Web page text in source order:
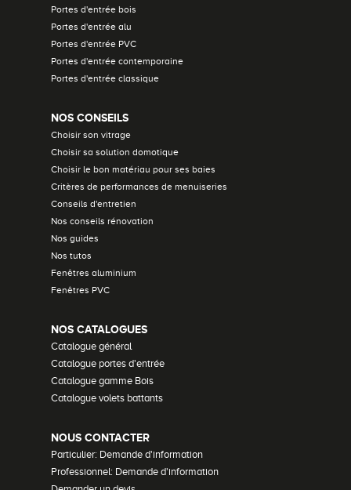
Portes d'entrée bois
Portes d'entrée alu
Portes d'entrée PVC
Portes d'entrée contemporaine
Portes d'entrée classique
NOS CONSEILS
Choisir son vitrage
Choisir sa solution domotique
Choisir le bon matériau pour ses baies
Critères de performances de menuiseries
Conseils d'entretien
Nos conseils rénovation
Nos guides
Nos tutos
Fenêtres aluminium
Fenêtres PVC
NOS CATALOGUES
Catalogue général
Catalogue portes d'entrée
Catalogue gamme Bois
Catalogue volets battants
NOUS CONTACTER
Particulier: Demande d'information
Professionnel: Demande d'information